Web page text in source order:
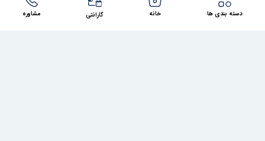
دسته بندی ها خانه گارانتی مشاوره